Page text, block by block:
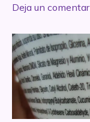
Deja un